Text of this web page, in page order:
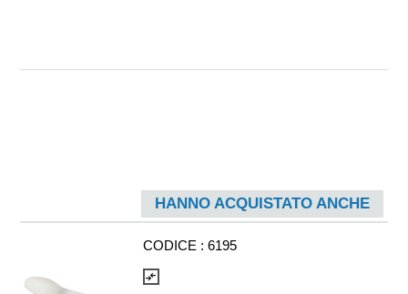
HANNO ACQUISTATO ANCHE
CODICE : 6195
compare_arrows